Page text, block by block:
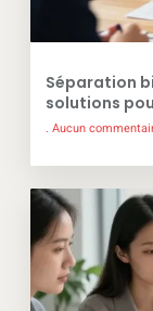
Séparation
solutions
Aucun